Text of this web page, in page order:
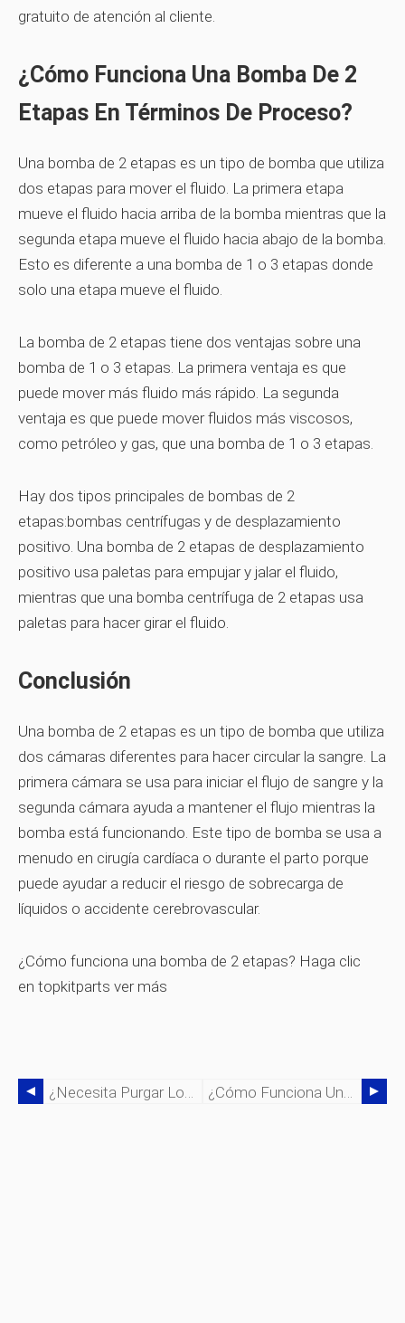
gratuito de atención al cliente.
¿Cómo Funciona Una Bomba De 2
Etapas En Términos De Proceso?
Una bomba de 2 etapas es un tipo de bomba que utiliza
dos etapas para mover el fluido. La primera etapa
mueve el fluido hacia arriba de la bomba mientras que la
segunda etapa mueve el fluido hacia abajo de la bomba.
Esto es diferente a una bomba de 1 o 3 etapas donde
solo una etapa mueve el fluido.
La bomba de 2 etapas tiene dos ventajas sobre una
bomba de 1 o 3 etapas. La primera ventaja es que
puede mover más fluido más rápido. La segunda
ventaja es que puede mover fluidos más viscosos,
como petróleo y gas, que una bomba de 1 o 3 etapas.
Hay dos tipos principales de bombas de 2
etapas:bombas centrífugas y de desplazamiento
positivo. Una bomba de 2 etapas de desplazamiento
positivo usa paletas para empujar y jalar el fluido,
mientras que una bomba centrífuga de 2 etapas usa
paletas para hacer girar el fluido.
Conclusión
Una bomba de 2 etapas es un tipo de bomba que utiliza
dos cámaras diferentes para hacer circular la sangre. La
primera cámara se usa para iniciar el flujo de sangre y la
segunda cámara ayuda a mantener el flujo mientras la
bomba está funcionando. Este tipo de bomba se usa a
menudo en cirugía cardíaca o durante el parto porque
puede ayudar a reducir el riesgo de sobrecarga de
líquidos o accidente cerebrovascular.
¿Cómo funciona una bomba de 2 etapas? Haga clic
en topkitparts ver más
¿Necesita Purgar Los Cilindros Hidráulicos? ¿Cómo Funciona Una Bomba Hidráulica De 2 Velocidades?